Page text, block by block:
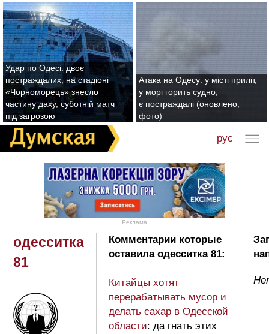
Удар по Одесі: двоє
постраждалих, на стадіоні
«Чорноморець» знесло
частину даху, суботній матч
під загрозою
Атака на Одесу: у місті приліт,
у морі горить судно,
є постраждалі (оновлено,
фото)
рус
Реклама
одесситка
81
Комментарии которые
оставила одесситка 81:
Китайцы хотят
перерабатывать мусор и
делать сахар в Одесской
области: да гнать этих